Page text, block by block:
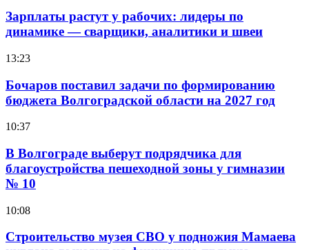
Зарплаты растут у рабочих: лидеры по
динамике — сварщики, аналитики и швеи
13:23
Бочаров поставил задачи по формированию
бюджета Волгоградской области на 2027 год
10:37
В Волгограде выберут подрядчика для
благоустройства пешеходной зоны у гимназии
№ 10
10:08
Строительство музея СВО у подножия Мамаева